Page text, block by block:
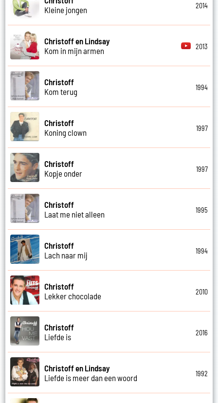
Kleine jongen
2014
Christoff en Lindsay
Kom in mijn armen
2013
Christoff
Kom terug
1994
Christoff
Koning clown
1997
Christoff
Kopje onder
1997
Christoff
Laat me niet alleen
1995
Christoff
Lach naar mij
1994
Christoff
Lekker chocolade
2010
Christoff
Liefde is
2016
Christoff en Lindsay
Liefde is meer dan een woord
1992